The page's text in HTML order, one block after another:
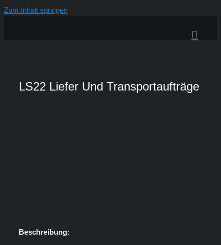
Zum Inhalt springen
LS22 Liefer Und Transportaufträge
Beschreibung: